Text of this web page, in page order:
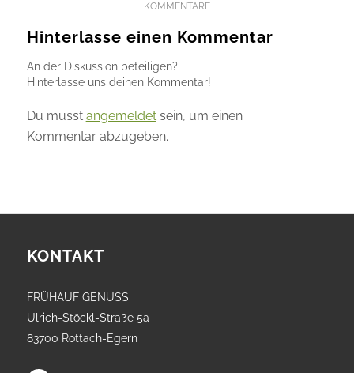
KOMMENTARE
Hinterlasse einen Kommentar
An der Diskussion beteiligen?
Hinterlasse uns deinen Kommentar!
Du musst angemeldetsein, um einen
Kommentar abzugeben.
KONTAKT
FRÜHAUF GENUSS
Ulrich-Stöckl-Straße 5a
83700 Rottach-Egern